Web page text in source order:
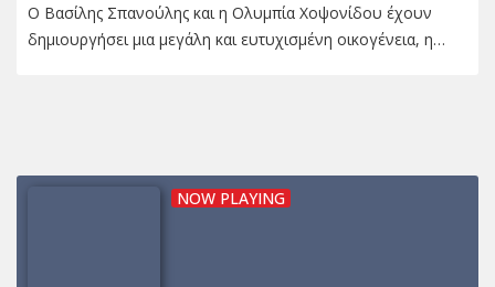
Ο Βασίλης Σπανούλης και η Ολυμπία Χοψονίδου έχουν
δημιουργήσει μια μεγάλη και ευτυχισμένη οικογένεια, η…
NOW PLAYING